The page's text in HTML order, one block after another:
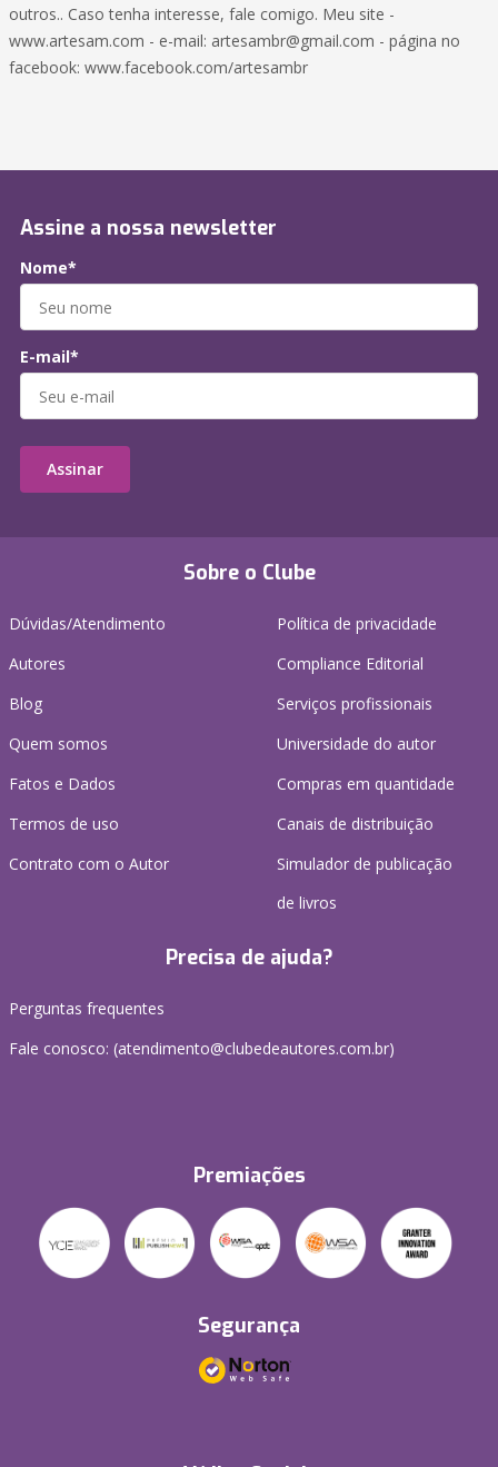
outros.. Caso tenha interesse, fale comigo. Meu site -
www.artesam.com - e-mail: artesambr@gmail.com - página no
facebook: www.facebook.com/artesambr
Sobre o Clube
Dúvidas/Atendimento
Autores
Blog
Quem somos
Fatos e Dados
Termos de uso
Contrato com o Autor
Política de privacidade
Compliance Editorial
Serviços profissionais
Universidade do autor
Compras em quantidade
Canais de distribuição
Simulador de publicação
de livros
Precisa de ajuda?
Perguntas frequentes
Fale conosco: (atendimento@clubedeautores.com.br)
Premiações
Segurança
Assine a nossa newsletter
Nome*
E-mail*
Assinar